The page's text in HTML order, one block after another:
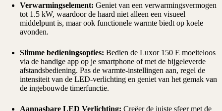
Verwarmingselement: Geniet van een verwarmingsvermogen
tot 1.5 kW, waardoor de haard niet alleen een visueel
middelpunt is, maar ook functionele warmte biedt op koele
avonden.
Slimme bedieningsopties: Bedien de Luxor 150 E moeiteloos
via de handige app op je smartphone of met de bijgeleverde
afstandsbediening. Pas de warmte-instellingen aan, regel de
intensiteit van de LED-verlichting en geniet van het gemak van
de ingebouwde timerfunctie.
Aanpasbare LED Verlichting: Creëer de juiste sfeer met de